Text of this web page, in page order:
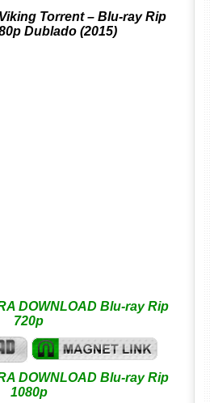
Torrent – Blu-ray Rip
Dublado (2015)
DOWNLOAD Blu-ray Rip
720p
DOWNLOAD Blu-ray Rip
1080p